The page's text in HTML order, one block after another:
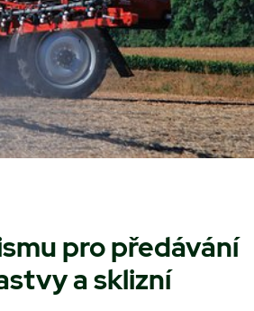
pro předávání
a sklizní